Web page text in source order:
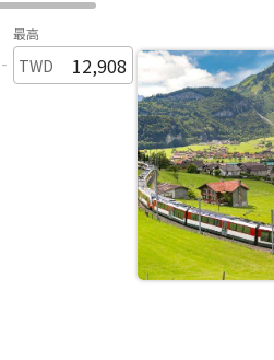
-
最高